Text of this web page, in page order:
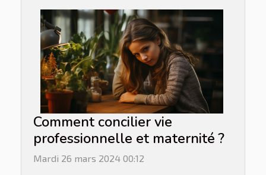
Comment concilier vie
professionnelle et maternité ?
Mardi 26 mars 2024 00:12